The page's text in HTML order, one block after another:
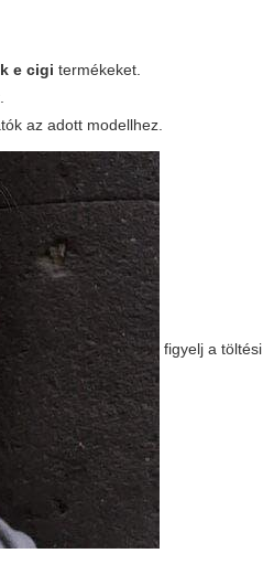
e cigi termékeket.
az adott modellhez.
figyelj a töltési